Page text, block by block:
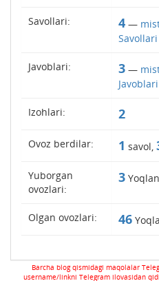
Savollari: 4 —
Savollari
Javoblari: 3 —
Javoblari
Izohlari: 2
Ovoz berdilar: 1 savol,
Yuborgan
ovozlari:
3
Olgan ovozlari: 46
Barcha blog qismidagi maqolalar
username/linkni Telegram ilovasidan